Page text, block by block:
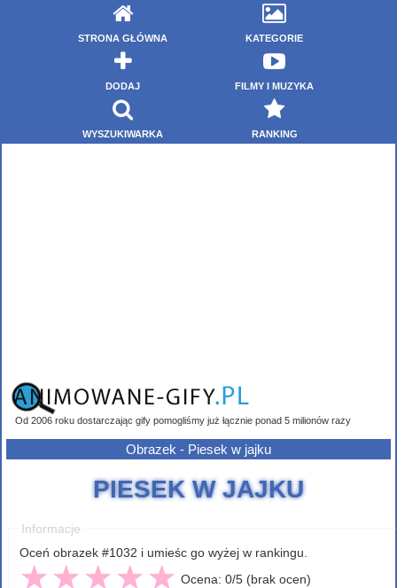
STRONA GŁÓWNA KATEGORIE
DODAJ FILMY I MUZYKA
WYSZUKIWARKA RANKING
Od 2006 roku dostarczając gify pomogliśmy już łącznie ponad 5 milionów razy
Obrazek - Piesek w jajku
PIESEK W JAJKU
Informacje
Oceń obrazek #1032 i umieśc go wyżej w rankingu.
Ocena: 0/5 (brak ocen)